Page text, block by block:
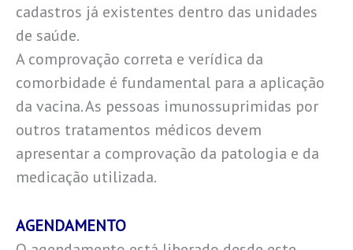
cadastros já existentes dentro das unidades
de saúde.
A comprovação correta e verídica da
comorbidade é fundamental para a aplicação
da vacina. As pessoas imunossuprimidas por
outros tratamentos médicos devem
apresentar a comprovação da patologia e da
medicação utilizada.
AGENDAMENTO